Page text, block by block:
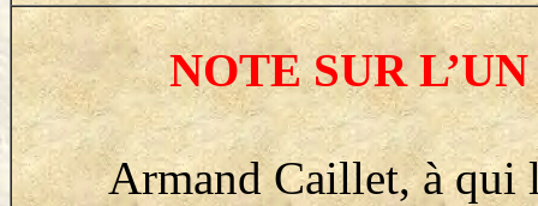
NOTE SUR
Armand Caillet, à qui